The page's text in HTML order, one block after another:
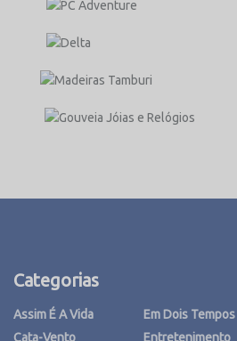
Categorias
Assim É A Vida
Cata-Vento
Em Dois Tempos
Entretenimento